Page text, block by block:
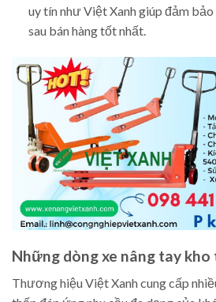
uy tín như Việt Xanh giúp đảm
sau bán hàng tốt nhất.
Những dòng xe nâng tay
Thương hiệu Việt Xanh cung cấp